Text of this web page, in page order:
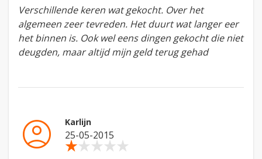
Verschillende keren wat gekocht. Over het
algemeen zeer tevreden. Het duurt wat langer eer
het binnen is. Ook wel eens dingen gekocht die niet
deugden, maar altijd mijn geld terug gehad
account_circle Karlijn
25-05-2015
star_ratestar_ratestar_ratestar_ratestar_rate